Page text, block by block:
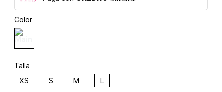
Color
Talla
XS S M L